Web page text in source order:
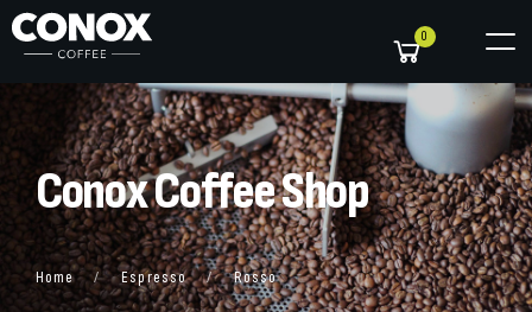
0
ConoxCoffeeShop
Home Espresso Rosso